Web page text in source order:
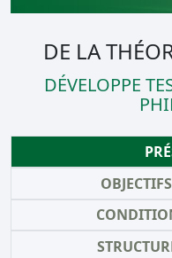
DE LA
DÉVELOPPE